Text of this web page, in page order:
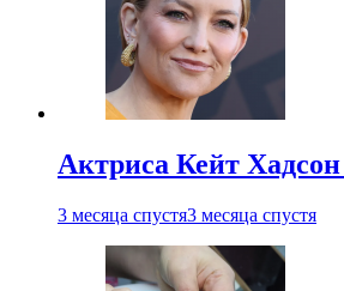
Актриса Кейт
3 месяца спустя3 месяца спустя